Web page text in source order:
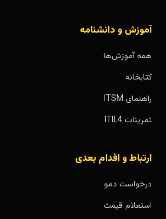
آموزش و دانشنامه
همه آموزش‌ها
کتابخانه
راهنمای ITSM
تمرینات ITIL4
ارتباط و اقدام بعدی
درخواست دمو
استعلام قیمت